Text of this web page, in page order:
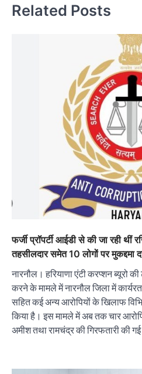
Related Posts
फर्जी प्रॉपर्टी आईडी से की जा रही थीं
तहसीलदार समेत 10 लोगों पर मुकद्दमा
नारनौल। हरियाणा एंटी करप्शन ब्यूरो
करने के मामले में नारनौल जिला में
सहित कई अन्य आरोपियों के खिलाफ
किया है। इस मामले में अब तक चार
अमीश तथा रामचंद्र की गिरफतारी की